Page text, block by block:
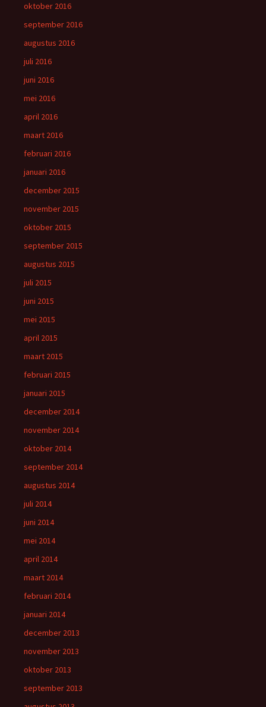
oktober 2016
september 2016
augustus 2016
juli 2016
juni 2016
mei 2016
april 2016
maart 2016
februari 2016
januari 2016
december 2015
november 2015
oktober 2015
september 2015
augustus 2015
juli 2015
juni 2015
mei 2015
april 2015
maart 2015
februari 2015
januari 2015
december 2014
november 2014
oktober 2014
september 2014
augustus 2014
juli 2014
juni 2014
mei 2014
april 2014
maart 2014
februari 2014
januari 2014
december 2013
november 2013
oktober 2013
september 2013